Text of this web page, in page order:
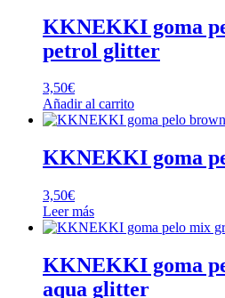
KKNEKKI goma
petrol glitter
3,50€
Añadir al carrito
KKNEKKI goma
3,50€
Leer más
KKNEKKI goma
aqua glitter